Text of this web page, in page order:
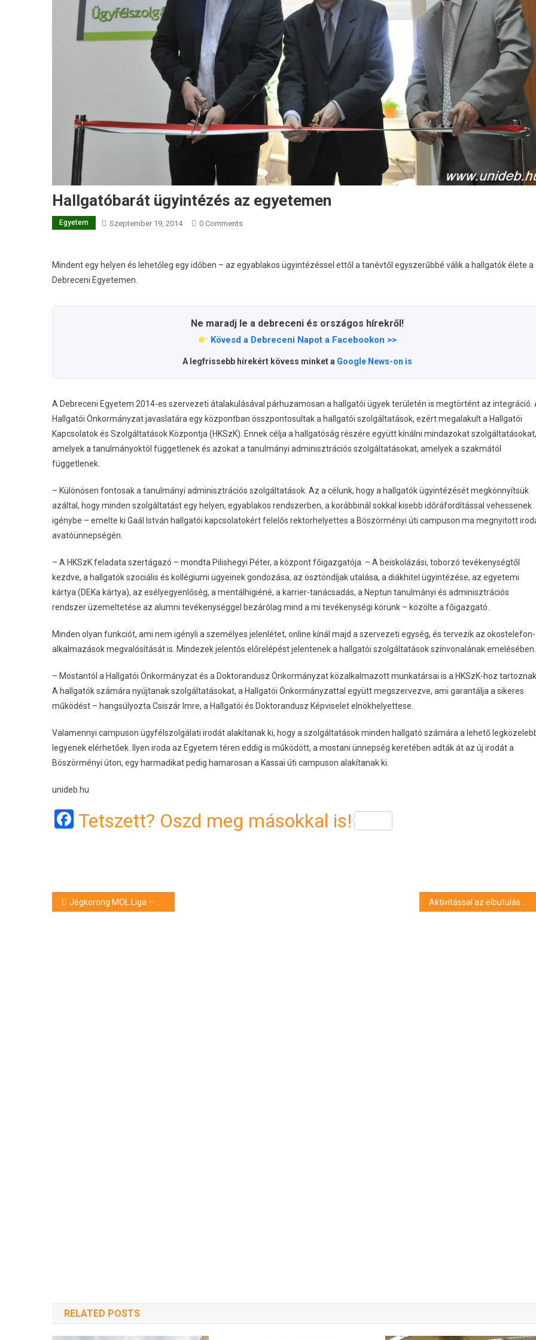
Hallgatóbarát ügyintézés az egyetemen
Egyetem Szeptember 19, 2014 0 Comments
Mindent egy helyen és lehetőleg egy időben – az egyablakos ügyintézéssel ettől a tanévtől egyszerűbbé válik a hallgatók élete a
Debreceni Egyetemen.
Ne maradj le a debreceni és országos hírekről!
Kövesd a Debreceni Napot a Facebookon >>
A legfrissebb hírekért kövess minket a Google News-on is
A Debreceni Egyetem 2014-es szervezeti átalakulásával párhuzamosan a hallgatói ügyek területén is megtörtént az integráció.
Hallgatói Önkormányzat javaslatára egy központban összpontosultak a hallgatói szolgáltatások, ezért megalakult a Hallgatói
Kapcsolatok és Szolgáltatások Központja (HKSzK). Ennek célja a hallgatóság részére együtt kínálni mindazokat szolgáltatásokat,
amelyek a tanulmányoktól függetlenek és azokat a tanulmányi adminisztrációs szolgáltatásokat, amelyek a szakmától
függetlenek.
– Különösen fontosak a tanulmányi adminisztrációs szolgáltatások. Az a célunk, hogy a hallgatók ügyintézését megkönnyítsük
azáltal, hogy minden szolgáltatást egy helyen, egyablakos rendszerben, a korábbinál sokkal kisebb időráfordítással vehessenek
igénybe – emelte ki Gaál István hallgatói kapcsolatokért felelős rektorhelyettes a Böszörményi úti campuson ma megnyitott
avatóünnepségén.
– A HKSzK feladata szertágazó – mondta Pilishegyi Péter, a központ főigazgatója. – A beiskolázási, toborzó tevékenységtől
kezdve, a hallgatók szociális és kollégiumi ügyeinek gondozása, az ösztöndíjak utalása, a diákhitel ügyintézése, az egyetemi
kártya (DEKa kártya), az esélyegyenlőség, a mentálhigiéné, a karrier-tanácsadás, a Neptun tanulmányi és adminisztrációs
rendszer üzemeltetése az alumni tevékenységgel bezárólag mind a mi tevékenységi körünk – közölte a főigazgató.
Minden olyan funkciót, ami nem igényli a személyes jelenlétet, online kínál majd a szervezeti egység, és tervezik az okostelefon-
alkalmazások megvalósítását is. Mindezek jelentős előrelépést jelentenek a hallgatói szolgáltatások színvonalának emelésében.
– Mostantól a Hallgatói Önkormányzat és a Doktorandusz Önkormányzat közalkalmazott munkatársai is a HKSzK-hoz tartoznak.
A hallgatók számára nyújtanak szolgáltatásokat, a Hallgatói Önkormányzattal együtt megszervezve, ami garantálja a sikeres
működést – hangsúlyozta Csiszár Imre, a Hallgatói és Doktorandusz Képviselet elnökhelyettese.
Valamennyi campuson ügyfélszolgálati irodát alakítanak ki, hogy a szolgáltatások minden hallgató számára a lehető
legyenek elérhetőek. Ilyen iroda az Egyetem téren eddig is működött, a mostani ünnepség keretében adták át az új irodát a
Böszörményi úton, egy harmadikat pedig hamarosan a Kassai úti campuson alakítanak ki.
unideb.hu
Facebook
Tetszett? Oszd meg másokkal is!
Bejegyzés
Jégkorong MOL Liga – Debrecen történelmi sikere
RELATED POSTS